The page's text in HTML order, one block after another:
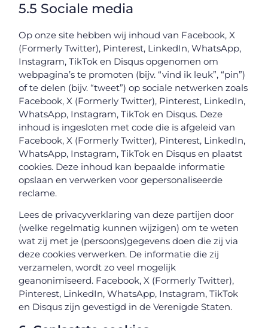
5.5 Sociale media
Op onze site hebben wij inhoud van Facebook, X
(Formerly Twitter), Pinterest, LinkedIn, WhatsApp,
Instagram, TikTok en Disqus opgenomen om
webpagina’s te promoten (bijv. “vind ik leuk”, “pin”)
of te delen (bijv. “tweet”) op sociale netwerken zoals
Facebook, X (Formerly Twitter), Pinterest, LinkedIn,
WhatsApp, Instagram, TikTok en Disqus. Deze
inhoud is ingesloten met code die is afgeleid van
Facebook, X (Formerly Twitter), Pinterest, LinkedIn,
WhatsApp, Instagram, TikTok en Disqus en plaatst
cookies. Deze inhoud kan bepaalde informatie
opslaan en verwerken voor gepersonaliseerde
reclame.
Lees de privacyverklaring van deze partijen door
(welke regelmatig kunnen wijzigen) om te weten
wat zij met je (persoons)gegevens doen die zij via
deze cookies verwerken. De informatie die zij
verzamelen, wordt zo veel mogelijk
geanonimiseerd. Facebook, X (Formerly Twitter),
Pinterest, LinkedIn, WhatsApp, Instagram, TikTok
en Disqus zijn gevestigd in de Verenigde Staten.